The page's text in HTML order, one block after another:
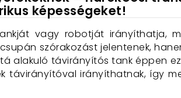
képességeket!
vagy robotját irányíthatja,
szórakozást jelentenek,
alakuló távirányítós tank éppen
távirányítóval irányíthatnak, így